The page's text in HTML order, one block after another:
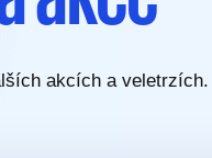
akcích a veletrzích.